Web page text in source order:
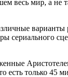
весь мир, а не
варианты
сериального
есть только 45